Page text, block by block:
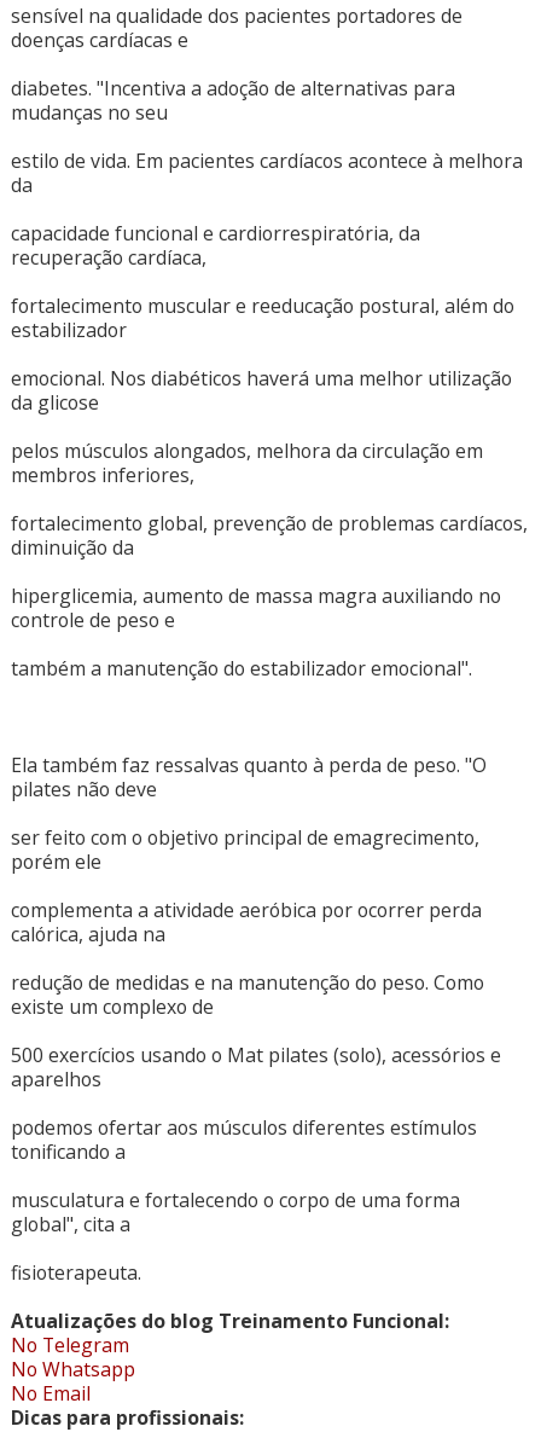
sensível na qualidade dos pacientes portadores de
doenças cardíacas e
diabetes. "Incentiva a adoção de alternativas para
mudanças no seu
estilo de vida. Em pacientes cardíacos acontece à melhora
da
capacidade funcional e cardiorrespiratória, da
recuperação cardíaca,
fortalecimento muscular e reeducação postural, além do
estabilizador
emocional. Nos diabéticos haverá uma melhor utilização
da glicose
pelos músculos alongados, melhora da circulação em
membros inferiores,
fortalecimento global, prevenção de problemas cardíacos,
diminuição da
hiperglicemia, aumento de massa magra auxiliando no
controle de peso e
também a manutenção do estabilizador emocional".
Ela também faz ressalvas quanto à perda de peso. "O
pilates não deve
ser feito com o objetivo principal de emagrecimento,
porém ele
complementa a atividade aeróbica por ocorrer perda
calórica, ajuda na
redução de medidas e na manutenção do peso. Como
existe um complexo de
500 exercícios usando o Mat pilates (solo), acessórios e
aparelhos
podemos ofertar aos músculos diferentes estímulos
tonificando a
musculatura e fortalecendo o corpo de uma forma
global", cita a
fisioterapeuta.
Atualizações do blog Treinamento Funcional:
No Telegram
No Whatsapp
No Email
Dicas para profissionais: